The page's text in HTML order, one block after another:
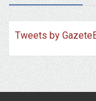
Tweets by